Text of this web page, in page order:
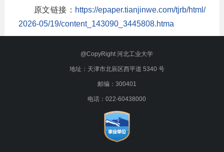
原文链接： https://epaper.tianjinwe.com/tjrb/html/
2026-05/19/content_143090_3445808.htma
@CopyRight 河北工业大学
地址：天津市北辰区西平道 5340 号
邮编：300401
电话：022-60438000